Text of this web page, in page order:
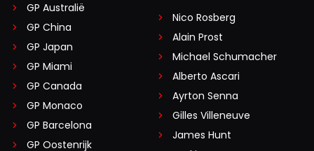
GP Australië
GP China
GP Japan
GP Miami
GP Canada
GP Monaco
GP Barcelona
GP Oostenrijk
Nico Rosberg
Alain Prost
Michael Schumacher
Alberto Ascari
Ayrton Senna
Gilles Villeneuve
James Hunt